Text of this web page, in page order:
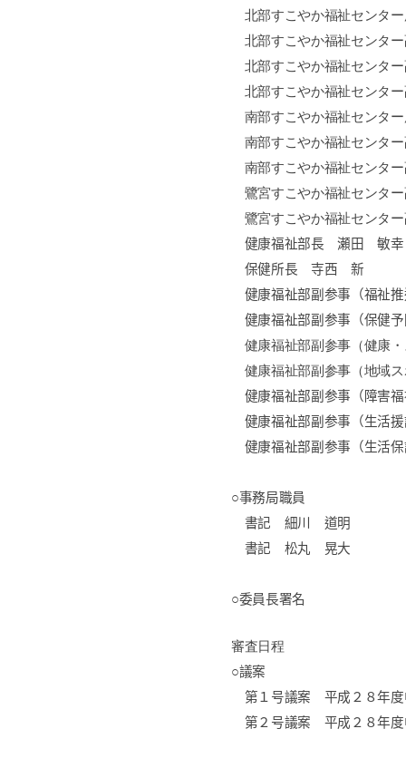
北部すこやか福祉センタ
北部すこやか福祉センタ
北部すこやか福祉センタ
北部すこやか福祉センタ
南部すこやか福祉センタ
南部すこやか福祉センタ
南部すこやか福祉センタ
鷺宮すこやか福祉センタ
鷺宮すこやか福祉センタ
健康福祉部長 瀬田 敏幸
保健所長 寺西 新
健康福祉部副参事（福祉
健康福祉部副参事（保健
健康福祉部副参事（健康
健康福祉部副参事（地域
健康福祉部副参事（障
健康福祉部副参事（生活
健康福祉部副参事（生活
○事務局職員
書記 細川 道明
書記 松丸 晃大
○委員長署名
審査日程
○議案
第１号議案 平成２８年度
第２号議案 平成２８年度